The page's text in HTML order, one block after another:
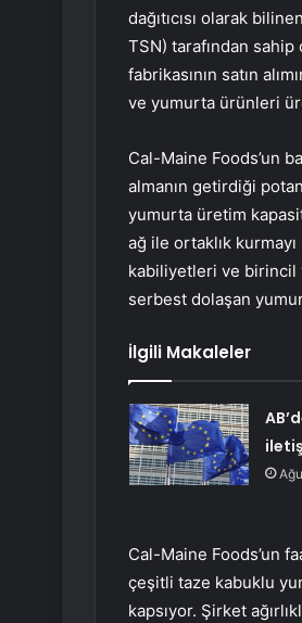
dağıtıcısı olarak
TSN) tarafından
fabrikasının satın
ve yumurta ürünleri
Cal-Maine Foods’un
almanın getirdiği
yumurta üretim
ağ ile ortaklık
kabiliyetleri ve birincil
serbest dolaşan
İlgili Makaleler
Cal-Maine Foods’un
çeşitli taze kabuklu
kapsıyor. Şirket